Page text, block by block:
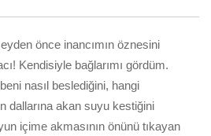
önce inancımın öznesini
Kendisiyle bağlarımı gördüm.
nasıl beslediğini, hangi
dallarına akan suyu kestiğini
içime akmasının önünü tıkayan